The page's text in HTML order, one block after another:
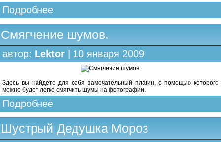
Подробнее
Смягчение шумов.
автор: Lektor | 10 января 2009
Здесь вы найдете для себя замечательный плагин, с помощью которого
можно будет легко смягчить шумы на фотографии.
Подробнее
Шустрый Дедушка Мороз